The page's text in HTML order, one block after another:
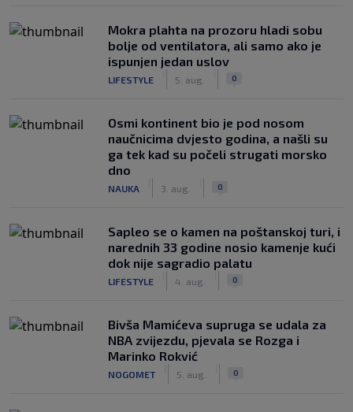
Mokra plahta na prozoru hladi sobu
bolje od ventilatora, ali samo ako je
ispunjen jedan uslov
LIFESTYLE 5. aug. 0
Osmi kontinent bio je pod nosom
naučnicima dvjesto godina, a našli su
ga tek kad su počeli strugati morsko
dno
NAUKA 3. aug. 0
Saplео se o kamen na poštanskoj turi, i
narednih 33 godine nosio kamenje kući
dok nije sagradio palatu
LIFESTYLE 4. aug. 0
Bivša Mamićeva supruga se udala za
NBA zvijezdu, pjevala se Rozga i
Marinko Rokvić
NOGOMET 5. aug. 0